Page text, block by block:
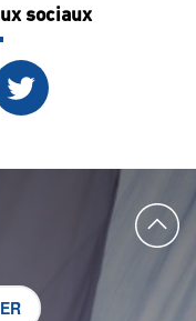
sociaux